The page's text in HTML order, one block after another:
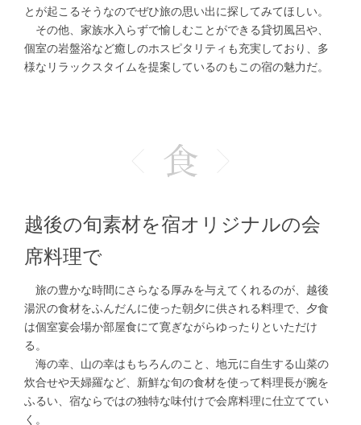
とが起こるそうなのでぜひ旅の思い出に探してみてほしい。
その他、家族水入らずで愉しむことができる貸切風呂や、
個室の岩盤浴など癒しのホスピタリティも充実しており、多
様なリラックスタイムを提案しているのもこの宿の魅力だ。
越後の旬素材を宿オリジナルの会
席料理で
旅の豊かな時間にさらなる厚みを与えてくれるのが、越後
湯沢の食材をふんだんに使った朝夕に供される料理で、夕食
は個室宴会場か部屋食にて寛ぎながらゆったりといただけ
る。
海の幸、山の幸はもちろんのこと、地元に自生する山菜の
炊合せや天婦羅など、新鮮な旬の食材を使って料理長が腕を
ふるい、宿ならではの独特な味付けで会席料理に仕立ててい
く。